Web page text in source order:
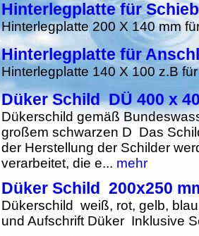
Hinterlegplatte für
Hinterlegplatte 200 X 140 mm
Hinterlegplatte für
Hinterlegplatte 140 X 100 z.B
Düker Schild DÜ 400 x
Dükerschild gemäß
großem schwarzen D Das
der Herstellung der Schilder
verarbeitet, die e... mehr
Düker Schild 200x250
Dükerschild weiß, rot, gelb,
und Aufschrift Düker Inklusive